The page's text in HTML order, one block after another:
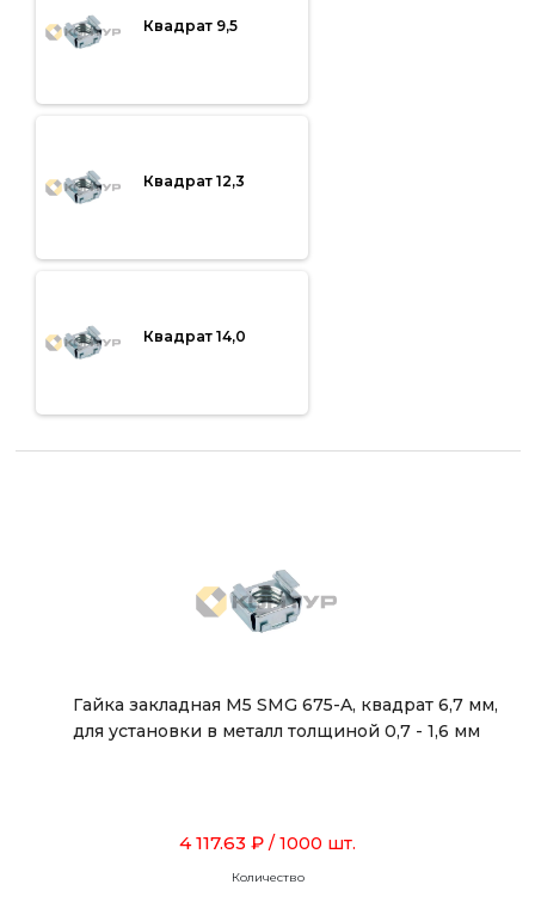
Квадрат 9,5
Квадрат 12,3
Квадрат 14,0
Гайка закладная М5 SMG 675-A, квадрат 6,7 мм,
для установки в металл толщиной 0,7 - 1,6 мм
4 117.63 ₽ / 1000 шт.
Количество